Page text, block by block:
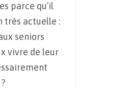
parce qu’il
très actuelle :
seniors
vivre de leur